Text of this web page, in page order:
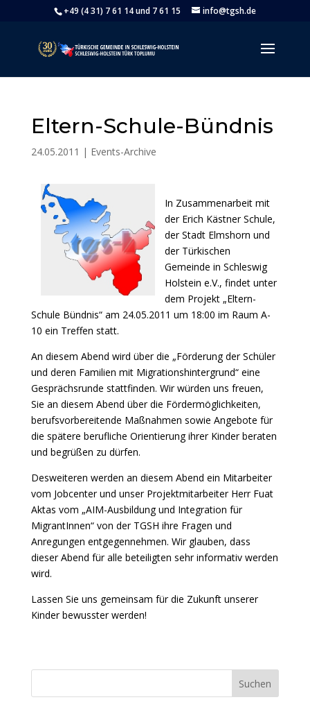
+49 (4 31) 7 61 14 und 7 61 15 info@tgsh.de
Eltern-Schule-Bündnis
24.05.2011 | Events-Archive
In Zusammenarbeit mit
der Erich Kästner Schule,
der Stadt Elmshorn und
der Türkischen
Gemeinde in Schleswig
Holstein e.V., findet unter
dem Projekt „Eltern-
Schule Bündnis“ am 24.05.2011 um 18:00 im Raum A-
10 ein Treffen statt.
An diesem Abend wird über die „Förderung der Schüler
und deren Familien mit Migrationshintergrund“ eine
Gesprächsrunde stattfinden. Wir würden uns freuen,
Sie an diesem Abend über die Fördermöglichkeiten,
berufsvorbereitende Maßnahmen sowie Angebote für
die spätere berufliche Orientierung ihrer Kinder beraten
und begrüßen zu dürfen.
Desweiteren werden an diesem Abend ein Mitarbeiter
vom Jobcenter und unser Projektmitarbeiter Herr Fuat
Aktas vom „AIM-Ausbildung und Integration für
MigrantInnen“ von der TGSH ihre Fragen und
Anregungen entgegennehmen. Wir glauben, dass
dieser Abend für alle beteiligten sehr informativ werden
wird.
Lassen Sie uns gemeinsam für die Zukunft unserer
Kinder bewusster werden!
Suchen